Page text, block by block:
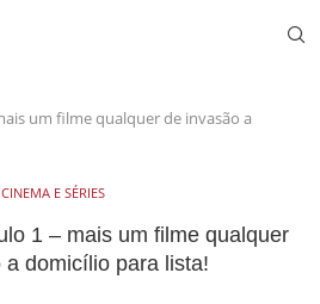
um filme qualquer de invasão a
CINEMA E SÉRIES
1 – mais um filme qualquer
a domicílio para lista!